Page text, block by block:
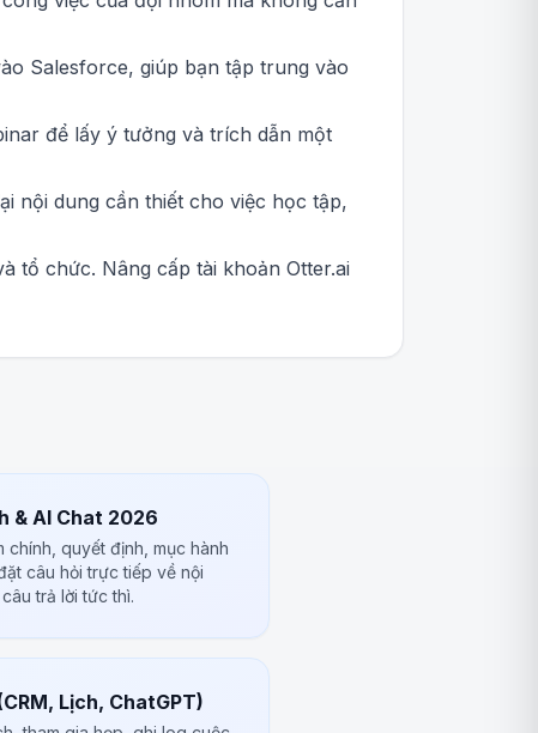
Salesforce, giúp bạn tập trung vào
để lấy ý tưởng và trích dẫn một
nội dung cần thiết cho việc học tập,
tổ chức. Nâng cấp tài khoản Otter.ai
& AI Chat 2026
chính, quyết định, mục hành
câu hỏi trực tiếp về nội
trả lời tức thì.
Lịch, ChatGPT)